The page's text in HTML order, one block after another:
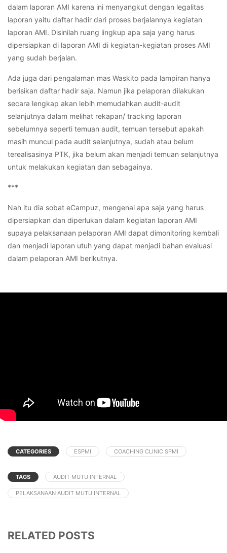
dalam laporan AMI karena ini menyangkut dengan legalitas
laporan yaitu daftar hadir dari proses berjalannya kegiatan
laporan AMI. Disinilah ruang lingkup apa saja yang harus
dipersiapkan di laporan AMI di kegiatan-kegiatan proses AMI
yang sudah berjalan.
Ada juga dari pengalaman mas Waskito pada lampiran hanya
berisikan daftar hadir saja. Namun jika pelaporan dilakukan
secara lengkap akan lebih memudahkan audit-audit
selanjutnya dalam melihat rekapan/ tracking laporan
sebelumnya seperti temuan audit, temuan tersebut apakah
masih muncul pada audit selanjutnya, sudah atau belum
terealisasinya PTK, jika belum akan menjadi temuan selanjutnya
untuk melakukan kegiatan dan sebagainya.
***
Nah itu dia sobat eCampuz, mengenai apa saja yang harus
dipersiapkan dan diperlukan dalam kegiatan laporan AMI
supaya pelaksanaan pelaporan AMI dapat dimonitoring kembali
dan menjadi laporan utuh yang dapat menjadi bahan evaluasi
dalam pelaporan AMI berikutnya.
CATEGORIES ESPMI COACHING CLINIC SPMI
TAGS AUDIT MUTU INTERNAL
PELAKSANAAN AUDIT MUTU INTERNAL
RELATED POSTS